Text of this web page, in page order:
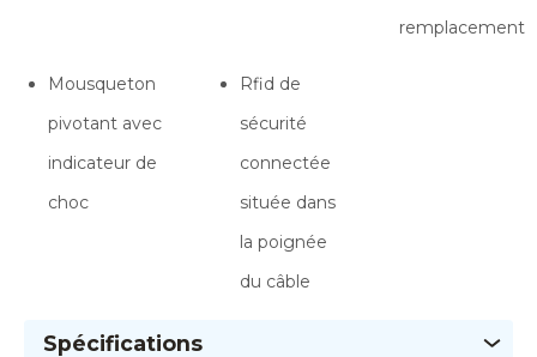
remplacement
Mousqueton
pivotant avec
indicateur de
choc
Rfid de
sécurité
connectée
située dans
la poignée
du câble
Spécifications